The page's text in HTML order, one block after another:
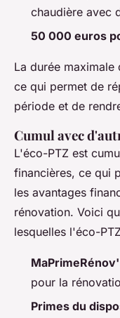
chaudière avec
50 000 euros
La durée maximale
ce qui permet de
période et de
Cumul avec
L'éco-PTZ est
financières, ce qui
les avantages
rénovation. Voici
lesquelles l'éco-
MaPrimeRénov'
pour la
Primes du